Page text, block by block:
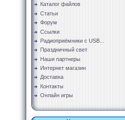
Каталог файлов
Статьи
Форум
Ссылки
Радиоприёмники с USB...
Праздничный свет
Наши партнеры
Интернет магазин
Доставка
Контакты
Онлайн игры